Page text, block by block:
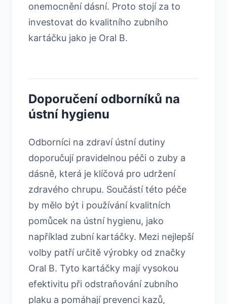
onemocnění dásní. Proto stojí za to
investovat do kvalitního zubního
kartáčku jako je Oral B.
Doporučení odborníků na
ústní hygienu
Odborníci na zdraví ústní dutiny
doporučují pravidelnou péči o zuby a
dásně, která je klíčová pro udržení
zdravého chrupu. Součástí této péče
by mělo být i používání kvalitních
pomůcek na ústní hygienu, jako
například zubní kartáčky. Mezi nejlepší
volby patří určitě výrobky od značky
Oral B. Tyto kartáčky mají vysokou
efektivitu při odstraňování zubního
plaku a pomáhají prevenci kazů,